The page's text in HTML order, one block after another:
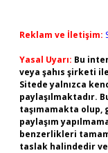
Reklam ve İletişim:
Yasal Uyarı: Bu
veya şahıs şirketi
Sitede yalnızca
paylaşılmaktadır.
taşımamakta olup,
paylaşım
benzerlikleri
taslak halindedir